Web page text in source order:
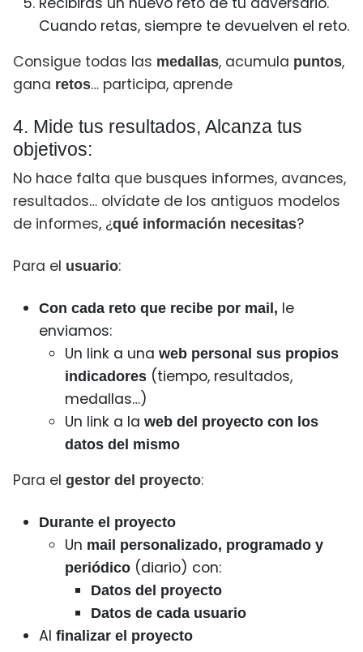
Cuando retas, siempre te devuelven el reto.
Consigue todas las medallas, acumula puntos,
gana retos… participa, aprende
4. Mide tus resultados, Alcanza tus
objetivos:
No hace falta que busques informes, avances,
resultados… olvídate de los antiguos modelos
de informes, ¿qué información necesitas?
Para el usuario:
Con cada reto que recibe por mail, le
enviamos:
Un link a una web personal sus propios
indicadores (tiempo, resultados,
medallas…)
Un link a la web del proyecto con los
datos del mismo
Para el gestor del proyecto:
Durante el proyecto
Un mail personalizado, programado y
periódico (diario) con:
Datos del proyecto
Datos de cada usuario
Al finalizar el proyecto